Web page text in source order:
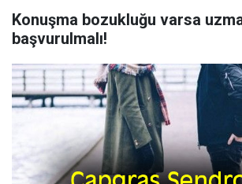
Konuşma bozukluğu varsa
başvurulmalı!